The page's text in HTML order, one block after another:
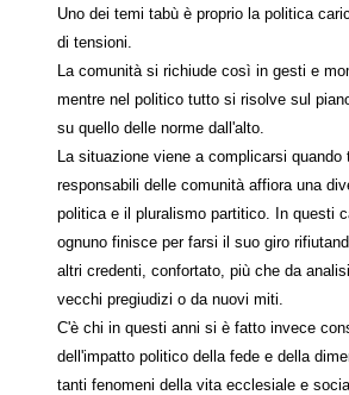
Uno dei temi tabù è proprio la politica
di tensioni.
La comunità si richiude così in gesti e
mentre nel politico tutto si risolve sul
su quello delle norme dall'alto.
La situazione viene a complicarsi quando
responsabili delle comunità affiora una
politica e il pluralismo partitico. In questi
ognuno finisce per farsi il suo giro
altri credenti, confortato, più che da
vecchi pregiudizi o da nuovi miti.
C'è chi in questi anni si è fatto invece
dell'impatto politico della fede e della
tanti fenomeni della vita ecclesiale e